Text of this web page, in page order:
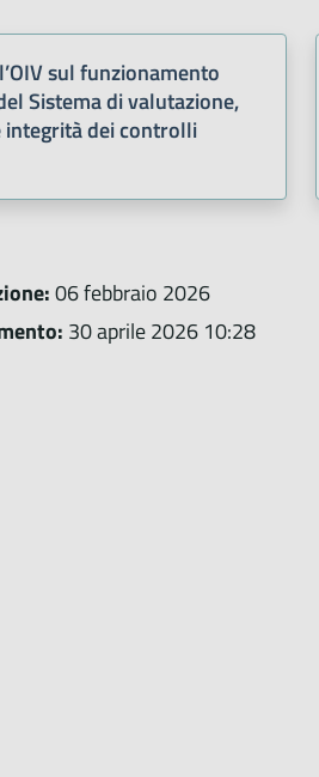
sul funzionamento
Sistema di valutazione,
integrità dei controlli
06 febbraio 2026
30 aprile 2026 10:28